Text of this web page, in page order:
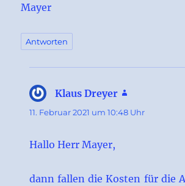
Mayer
Antworten
Klaus Dreyer
11. Februar 2021 um 10:48 Uhr
Hallo Herr Mayer,
dann fallen die Kosten für die